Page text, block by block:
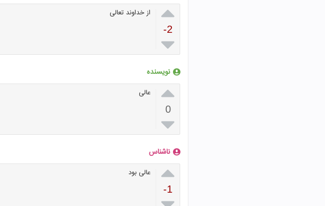

-2

از خداوند تعالی
نویسنده

0

عالی
ناشناس

-1
عالی بود